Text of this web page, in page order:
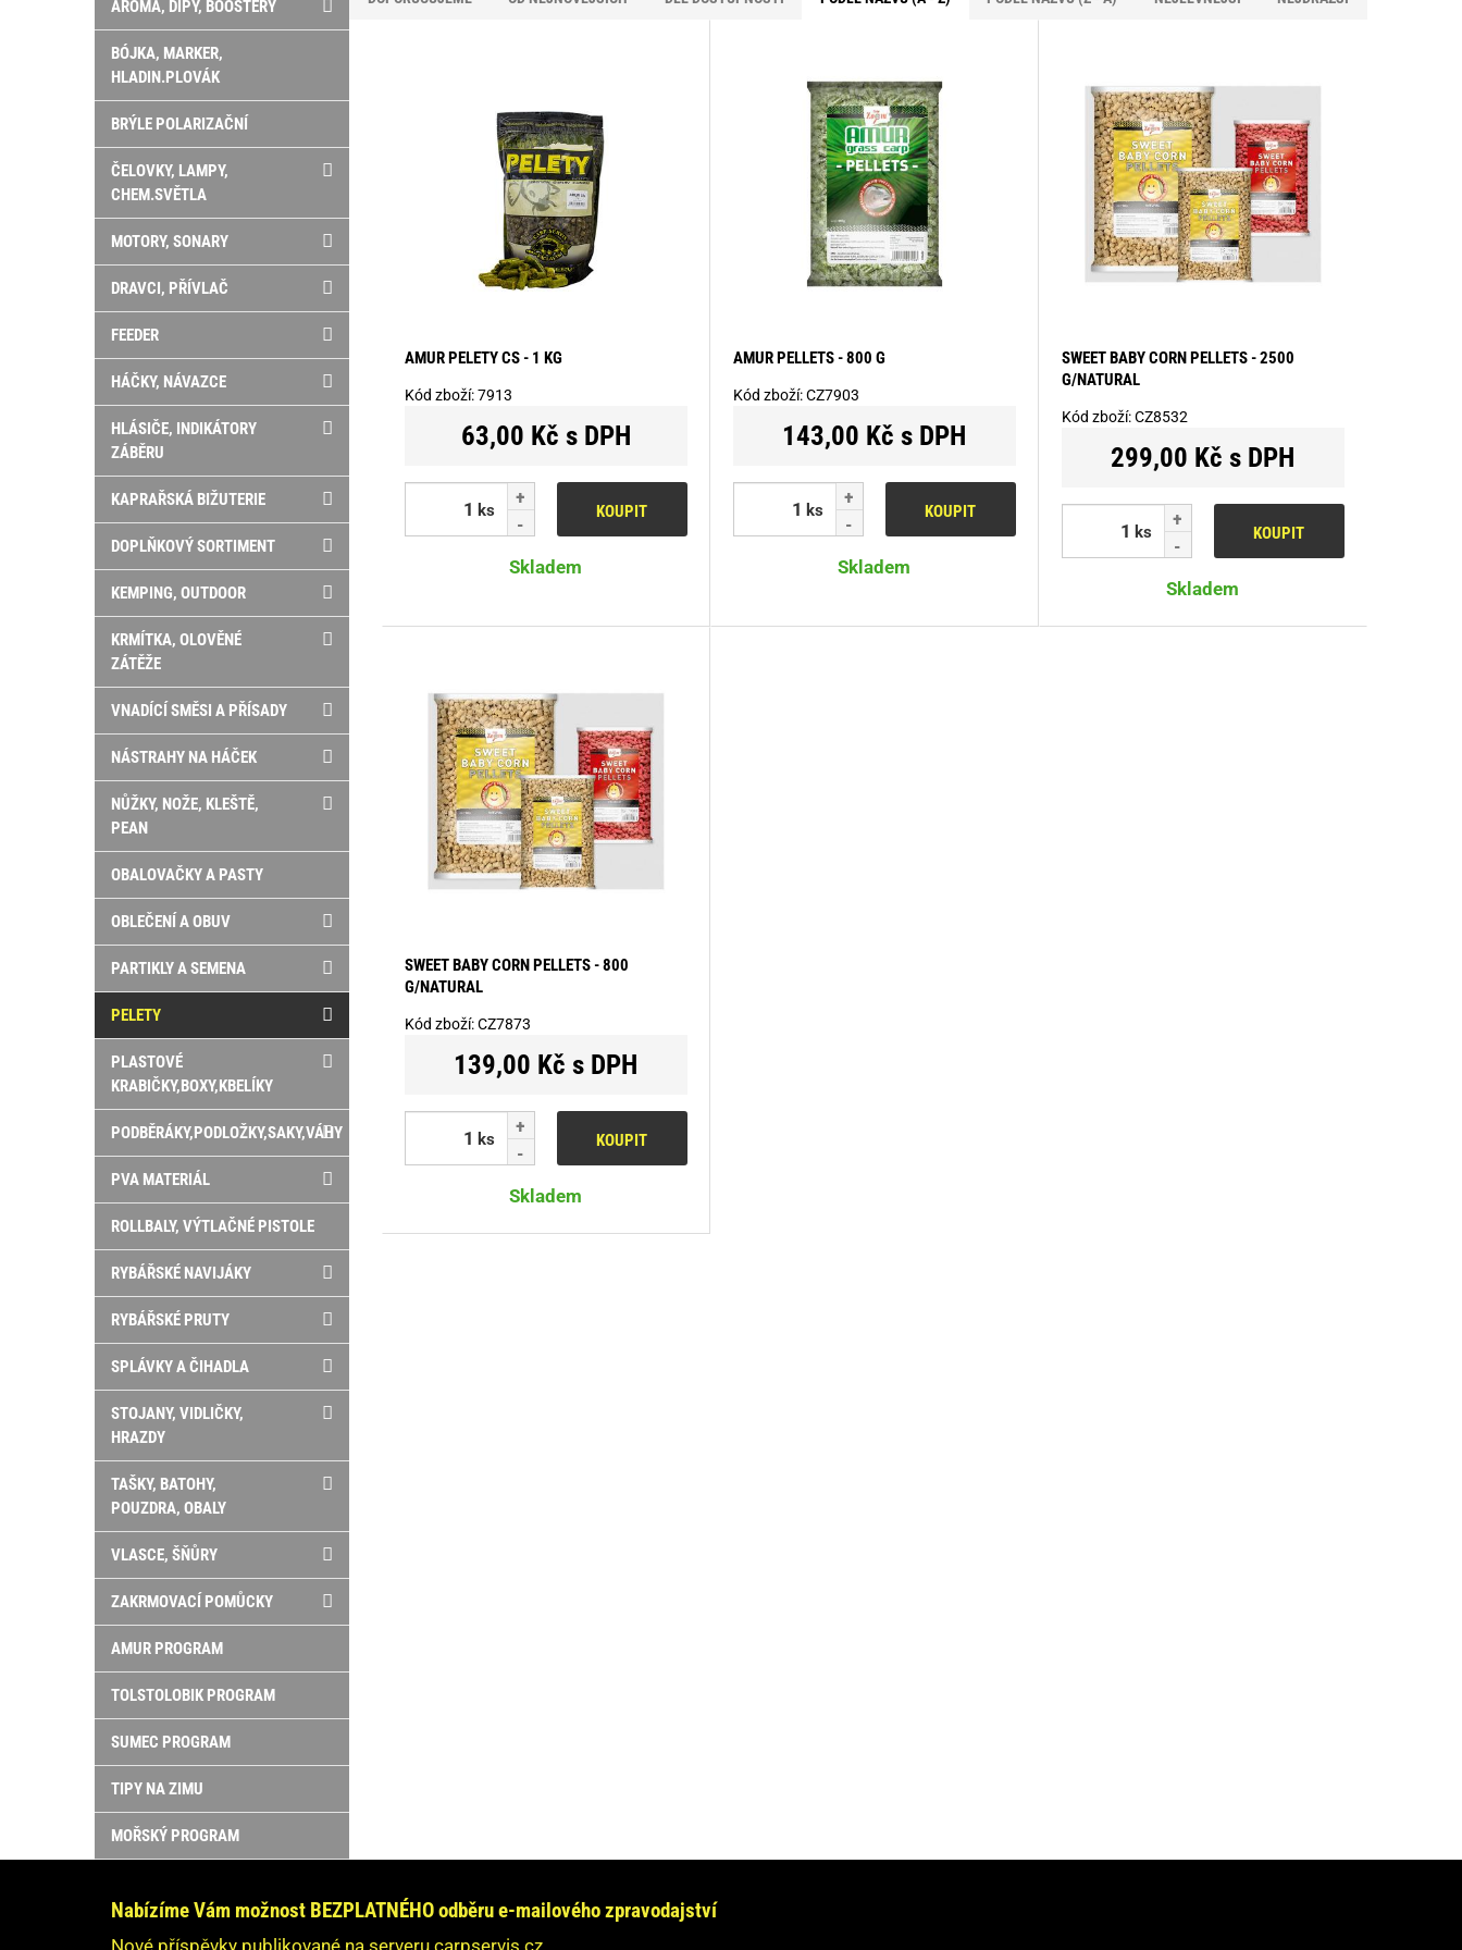
AMUR PELETY CS - 1 KG
Kód zboží:7913
63,00 Kč s DPH
ks KOUPIT
Skladem
AMUR PELLETS - 800 G
Kód zboží:CZ7903
143,00 Kč s DPH
ks KOUPIT
Skladem
SWEET BABY CORN PELLETS - 2500
G/NATURAL
Kód zboží:CZ8532
299,00 Kč s DPH
ks KOUPIT
Skladem
SWEET BABY CORN PELLETS - 800
G/NATURAL
Kód zboží:CZ7873
139,00 Kč s DPH
ks KOUPIT
Skladem
AROMA, DIPY, BOOSTERY
BÓJKA, MARKER,
HLADIN.PLOVÁK
BRÝLE POLARIZAČNÍ
ČELOVKY, LAMPY,
CHEM.SVĚTLA
MOTORY, SONARY
DRAVCI, PŘÍVLAČ
FEEDER
HÁČKY, NÁVAZCE
HLÁSIČE, INDIKÁTORY
ZÁBĚRU
KAPRAŘSKÁ BIŽUTERIE
DOPLŇKOVÝ SORTIMENT
KEMPING, OUTDOOR
KRMÍTKA, OLOVĚNÉ
ZÁTĚŽE
VNADÍCÍ SMĚSI A PŘÍSADY
NÁSTRAHY NA HÁČEK
NŮŽKY, NOŽE, KLEŠTĚ,
PEAN
OBALOVAČKY A PASTY
OBLEČENÍ A OBUV
PARTIKLY A SEMENA
PELETY
PLASTOVÉ
KRABIČKY,BOXY,KBELÍKY
PODBĚRÁKY,PODLOŽKY,SAKY,VÁHY
PVA MATERIÁL
ROLLBALY, VÝTLAČNÉ PISTOLE
RYBÁŘSKÉ NAVIJÁKY
RYBÁŘSKÉ PRUTY
SPLÁVKY A ČIHADLA
STOJANY, VIDLIČKY,
HRAZDY
TAŠKY, BATOHY,
POUZDRA, OBALY
VLASCE, ŠŇŮRY
ZAKRMOVACÍ POMŮCKY
AMUR PROGRAM
TOLSTOLOBIK PROGRAM
SUMEC PROGRAM
TIPY NA ZIMU
MOŘSKÝ PROGRAM
Nabízíme Vám možnost BEZPLATNÉHO odběru e-mailového zpravodajství
Nové příspěvky publikované na serveru carpservis.cz